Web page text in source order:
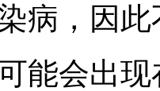
病，因
能会出